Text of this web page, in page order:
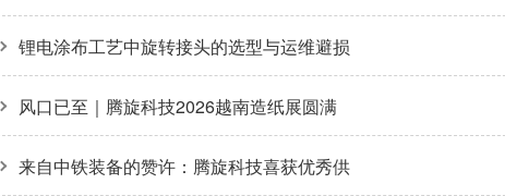
接头36000转高转速自主可控
锂电涂布工艺中旋转接头的选型与运维避损
方案
风口已至｜腾旋科技2026越南造纸展圆满
收官
来自中铁装备的赞许：腾旋科技喜获优秀供